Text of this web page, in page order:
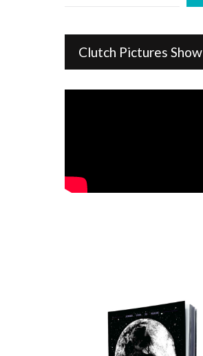
Clutch Pictures Show